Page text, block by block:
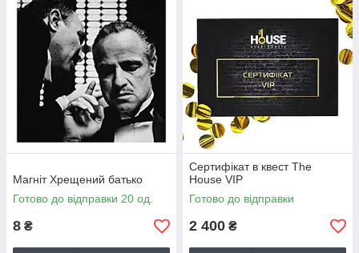
Магніт Хрещений батько
Готово до відправки 20 од.
8 ₴
Сертифікат в квест The
House VIP
Готово до відправки
2 400 ₴